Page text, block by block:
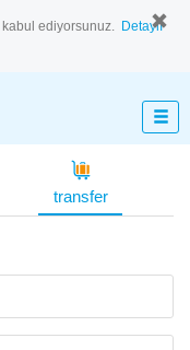
kabul ediyorsunuz. Detaylı
transfer